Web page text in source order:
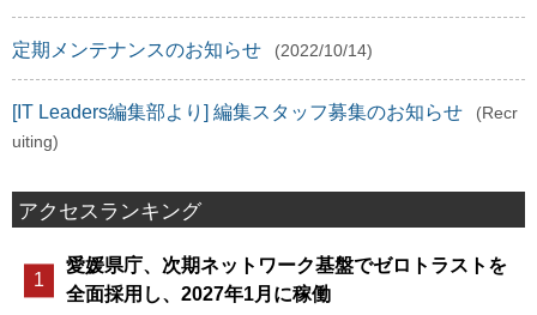
定期メンテナンスのお知らせ (2022/10/14)
[IT Leaders編集部より] 編集スタッフ募集のお知らせ
(Recr
uiting)
アクセスランキング
愛媛県庁、次期ネットワーク基盤でゼロトラストを
全面採用し、2027年1月に稼働